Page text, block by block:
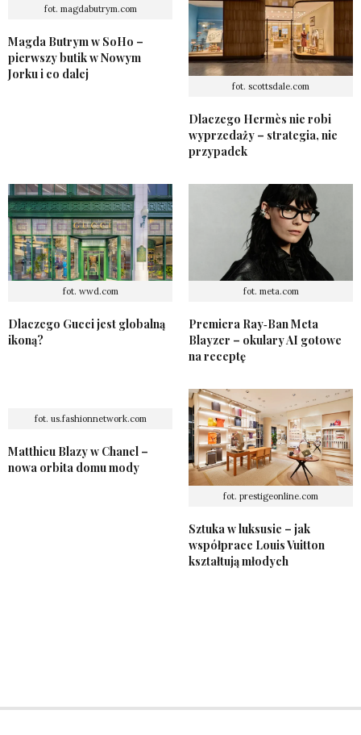
fot. magdabutrym.com
Magda Butrym w SoHo –
pierwszy butik w Nowym
Jorku i co dalej
fot. scottsdale.com
Dlaczego Hermès nie robi
wyprzedaży – strategia, nie
przypadek
fot. wwd.com
Dlaczego Gucci jest globalną
ikoną?
fot. meta.com
Premiera Ray‑Ban Meta
Blayzer – okulary AI gotowe
na receptę
fot. us.fashionnetwork.com
Matthieu Blazy w Chanel –
nowa orbita domu mody
fot. prestigeonline.com
Sztuka w luksusie – jak
współprace Louis Vuitton
kształtują młodych